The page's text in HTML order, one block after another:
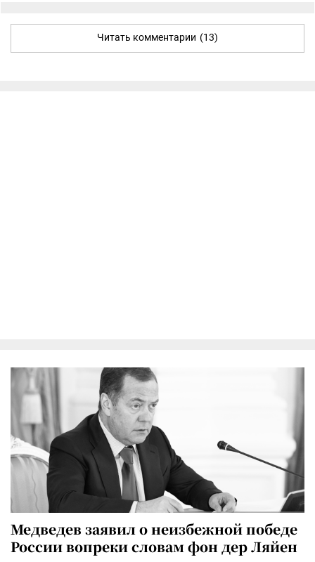
Читать комментарии (13)
Медведев заявил о неизбежной победе
России вопреки словам фон дер Ляйен